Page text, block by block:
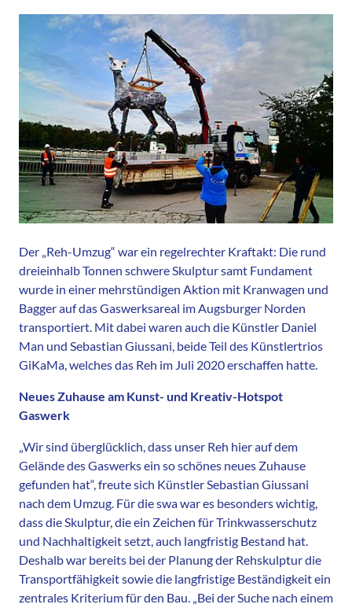
Der „Reh-Umzug“ war ein regelrechter Kraftakt: Die rund
dreieinhalb Tonnen schwere Skulptur samt Fundament
wurde in einer mehrstündigen Aktion mit Kranwagen und
Bagger auf das Gaswerksareal im Augsburger Norden
transportiert. Mit dabei waren auch die Künstler Daniel
Man und Sebastian Giussani, beide Teil des Künstlertrios
GiKaMa, welches das Reh im Juli 2020 erschaffen hatte.
Neues Zuhause am Kunst- und Kreativ-Hotspot
Gaswerk
„Wir sind überglücklich, dass unser Reh hier auf dem
Gelände des Gaswerks ein so schönes neues Zuhause
gefunden hat“, freute sich Künstler Sebastian Giussani
nach dem Umzug. Für die swa war es besonders wichtig,
dass die Skulptur, die ein Zeichen für Trinkwasserschutz
und Nachhaltigkeit setzt, auch langfristig Bestand hat.
Deshalb war bereits bei der Planung der Rehskulptur die
Transportfähigkeit sowie die langfristige Beständigkeit ein
zentrales Kriterium für den Bau. „Bei der Suche nach einem